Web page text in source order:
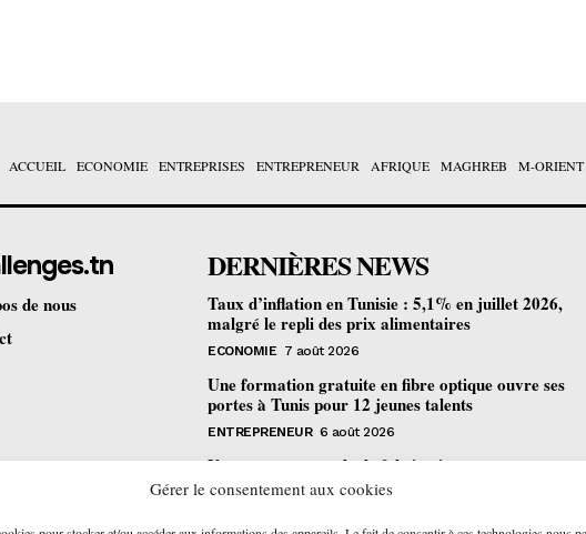
Gérer le consentement aux cookies
ACCUEIL ECONOMIE ENTREPRISES ENTREPRENEUR AFRIQUE MAGHREB M-ORIENT
de nous
DERNIÈRES NEWS
Taux d’inflation en Tunisie : 5,1% en juillet 2026,
malgré le repli des prix alimentaires
ECONOMIE 7 août 2026
Une formation gratuite en fibre optique ouvre ses
portes à Tunis pour 12 jeunes talents
ENTREPRENEUR 6 août 2026
Un nouveau procédé de fabrication
pharmaceutique en flux continu : quelles